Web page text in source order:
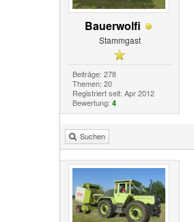
Bauerwolfi
Stammgast
Beiträge: 278
Themen: 20
Registriert seit: Apr 2012
Bewertung: 4
Suchen